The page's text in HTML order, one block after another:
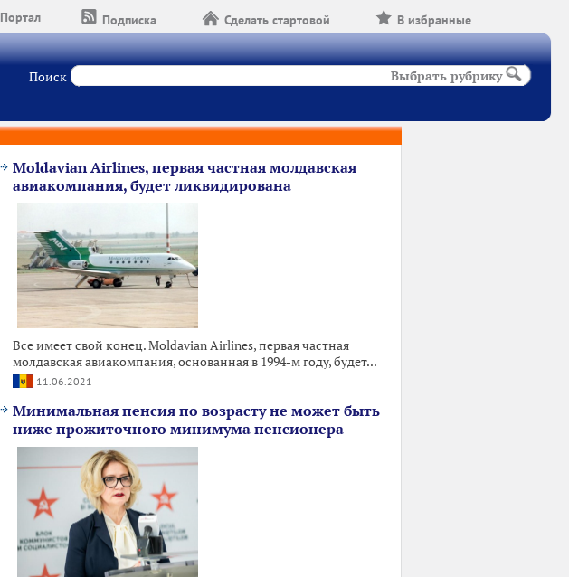
В избранные
Сделать стартовой
Подписка
Портал
Поиск Выбрать рубрику
Moldavian Airlines, первая частная молдавская
авиакомпания, будет ликвидирована
Все имеет свой конец. Moldavian Airlines, первая частная
молдавская авиакомпания, основанная в 1994-м году, будет...
11.06.2021
Минимальная пенсия по возрасту не может быть
ниже прожиточного минимума пенсионера